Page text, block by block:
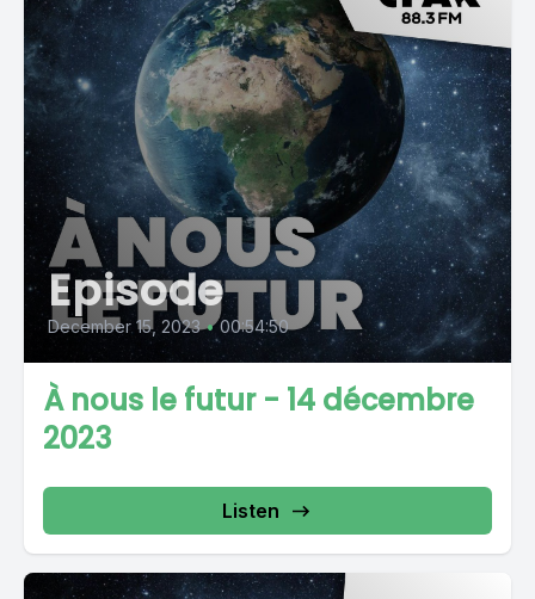
Episode
December 15, 2023 • 00:54:50
À nous le futur - 14 décembre
2023
Listen